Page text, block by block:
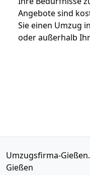
Angebote sind
Sie einen Umzug
oder außerhalb
Umzugsfirma-
Gießen